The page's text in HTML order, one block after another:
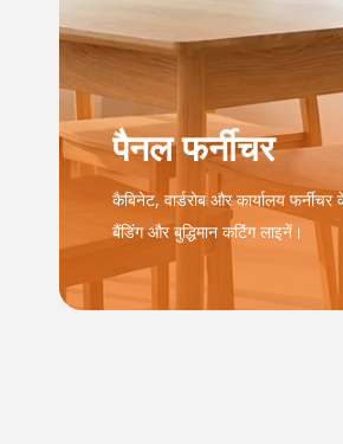
पैनल फर्नीचर
कैबिनेट, वार्डरोब और कार्यालय
बैंडिंग और बुद्धिमान कटिंग लाइनें।